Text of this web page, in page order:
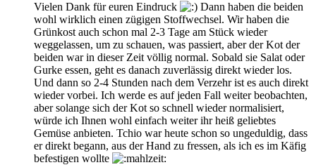
Vielen Dank für euren Eindruck
Dann haben die beiden
wohl wirklich einen zügigen Stoffwechsel. Wir haben die
Grünkost auch schon mal 2-3 Tage am Stück wieder
weggelassen, um zu schauen, was passiert, aber der Kot der
beiden war in dieser Zeit völlig normal. Sobald sie Salat oder
Gurke essen, geht es danach zuverlässig direkt wieder los.
Und dann so 2-4 Stunden nach dem Verzehr ist es auch direkt
wieder vorbei. Ich werde es auf jeden Fall weiter beobachten,
aber solange sich der Kot so schnell wieder normalisiert,
würde ich Ihnen wohl einfach weiter ihr heiß geliebtes
Gemüse anbieten. Tchio war heute schon so ungeduldig, dass
er direkt begann, aus der Hand zu fressen, als ich es im Käfig
befestigen wollte